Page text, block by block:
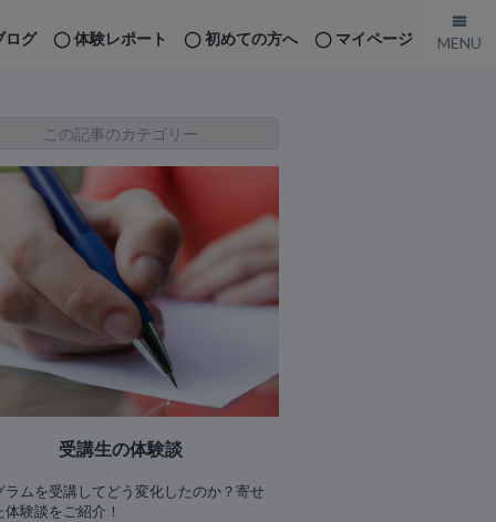
マイページ
初めての方へ
体験レポート
ログ
この記事のカテゴリー
受講生の体験談
ラムを受講してどう変化したのか？寄せ
体験談をご紹介！